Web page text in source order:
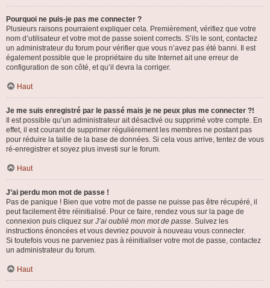
Pourquoi ne puis-je pas me connecter ?
Plusieurs raisons pourraient expliquer cela. Premièrement, vérifiez que votre
nom d’utilisateur et votre mot de passe soient corrects. S’ils le sont, contactez
un administrateur du forum pour vérifier que vous n’avez pas été banni. Il est
également possible que le propriétaire du site Internet ait une erreur de
configuration de son côté, et qu’il devra la corriger.
Haut
Je me suis enregistré par le passé mais je ne peux plus me connecter ?!
Il est possible qu’un administrateur ait désactivé ou supprimé votre compte. En
effet, il est courant de supprimer régulièrement les membres ne postant pas
pour réduire la taille de la base de données. Si cela vous arrive, tentez de vous
ré-enregistrer et soyez plus investi sur le forum.
Haut
J’ai perdu mon mot de passe !
Pas de panique ! Bien que votre mot de passe ne puisse pas être récupéré, il
peut facilement être réinitialisé. Pour ce faire, rendez vous sur la page de
connexion puis cliquez sur J’ai oublié mon mot de passe. Suivez les
instructions énoncées et vous devriez pouvoir à nouveau vous connecter.
Si toutefois vous ne parveniez pas à réinitialiser votre mot de passe, contactez
un administrateur du forum.
Haut